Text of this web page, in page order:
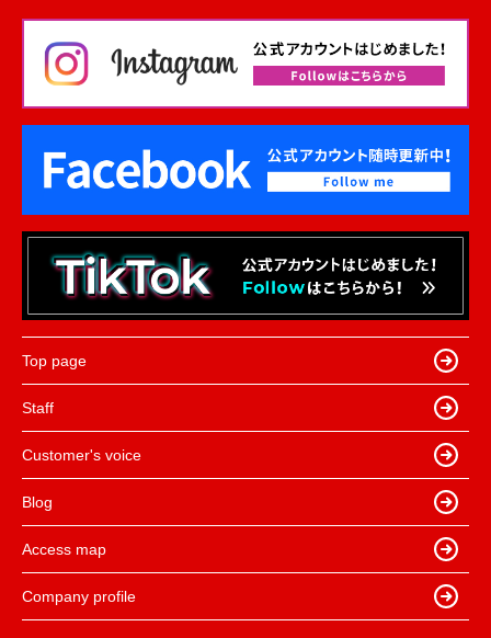
Top page
Staff
Customer's voice
Blog
Access map
Company profile